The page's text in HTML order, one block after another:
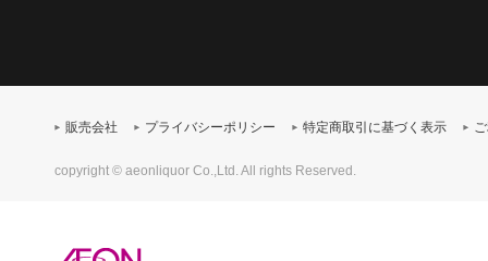
販売会社 プライバシーポリシー 特定商取引に基づく表示
copyright © aeonliquor Co.,Ltd. All rights Reserved.